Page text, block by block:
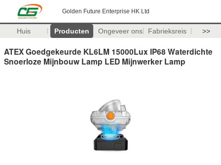
Golden Future Enterprise HK Ltd
Huis Producten Ongeveer ons Fabrieksreis >>
ATEX Goedgekeurde KL6LM 15000Lux IP68 Waterdichte
Snoerloze Mijnbouw Lamp LED Mijnwerker Lamp